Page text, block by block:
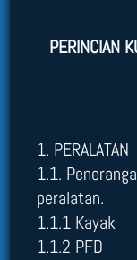
PERINCIAN
1. PERALATAN
1.1.
peralatan.
1.1.1 Kayak
1.1.2 PFD